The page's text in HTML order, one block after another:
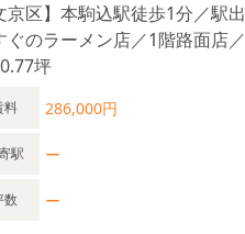
京区】本駒込駅徒歩1分／駅出
ぐのラーメン店／1階路面店／
坪
料 286,000円
駅 ー
数 ー